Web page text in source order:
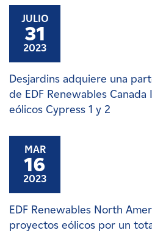
JULIO
31
2023
Desjardins adquiere una
de EDF Renewables
eólicos Cypress 1 y 2
MAR
16
2023
EDF Renewables North
proyectos eólicos por un